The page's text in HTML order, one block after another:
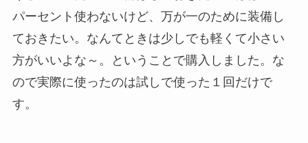
パーセント使わないけど、万が一のために装備し
ておきたい。なんてときは少しでも軽くて小さい
方がいいよな～。ということで購入しました。な
ので実際に使ったのは試しで使った１回だけで
す。